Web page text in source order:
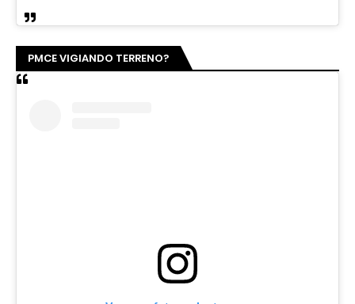
PMCE VIGIANDO TERRENO?